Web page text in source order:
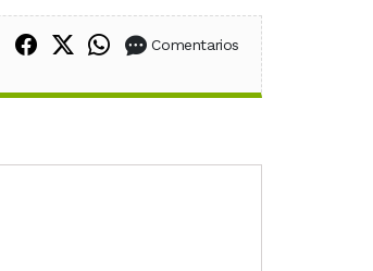
Compartir en Facebook
Compartir en X (Twitter)
Compartir en WhatsApp
Comentarios